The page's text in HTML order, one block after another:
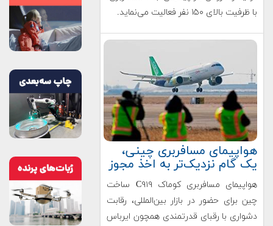
با ظرفیت بالای ۱۵۰ نفر فعالیت می‌نماید.
‌‌هواپیمای مسافربری چینی،
یک گام نزدیک‌تر به اخذ مجوز
هواپیمای مسافربری کوماک C۹۱۹ ساخت
چین برای حضور در بازار بین‌المللی، رقابت
دشواری با رقبای قدرتمندی همچون ایرباس